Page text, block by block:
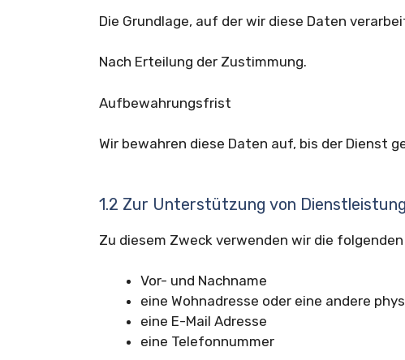
Die Grundlage, auf der wir diese Daten
Nach Erteilung der Zustimmung.
Aufbewahrungsfrist
Wir bewahren diese Daten auf, bis der Dienst
1.2 Zur Unterstützung von
Zu diesem Zweck verwenden wir die
Vor- und Nachname
eine Wohnadresse oder eine andere
eine E-Mail Adresse
eine Telefonnummer